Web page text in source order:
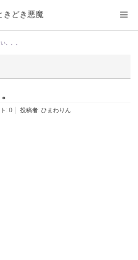
きどき悪魔
。。。
: 0 投稿者: ひまわりん